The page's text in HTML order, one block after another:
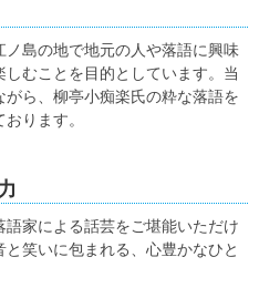
島の地で地元の人や落語に興味
むことを目的としています。当
ら、柳亭小痴楽氏の粋な落語を
ります。
家による話芸をご堪能いただけ
笑いに包まれる、心豊かなひと